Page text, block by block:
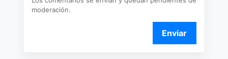
moderación.
Enviar